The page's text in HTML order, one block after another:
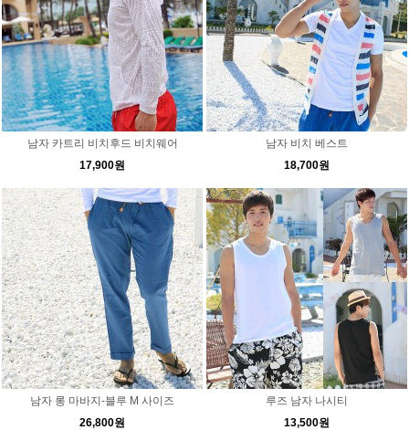
남자 카트리 비치후드 비치웨어
17,900원
남자 비치 베스트
18,700원
남자 롱 마바지-블루 M 사이즈
26,800원
루즈 남자 나시티
13,500원